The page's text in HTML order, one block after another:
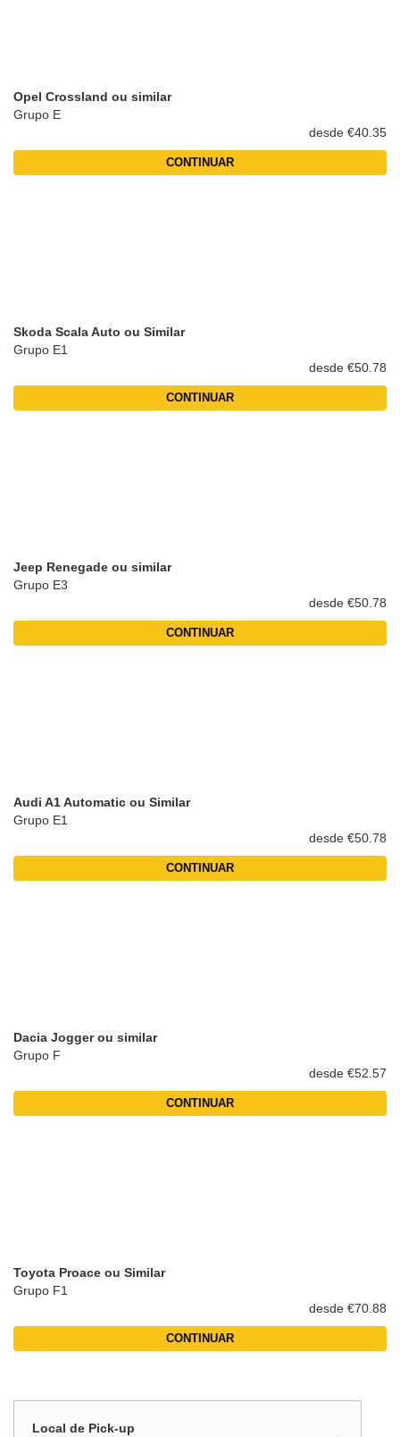
Opel Crossland ou similar
Grupo E
desde €40.35
CONTINUAR
Skoda Scala Auto ou Similar
Grupo E1
desde €50.78
CONTINUAR
Jeep Renegade ou similar
Grupo E3
desde €50.78
CONTINUAR
Audi A1 Automatic ou Similar
Grupo E1
desde €50.78
CONTINUAR
Dacia Jogger ou similar
Grupo F
desde €52.57
CONTINUAR
Toyota Proace ou Similar
Grupo F1
desde €70.88
CONTINUAR
Local de Pick-up